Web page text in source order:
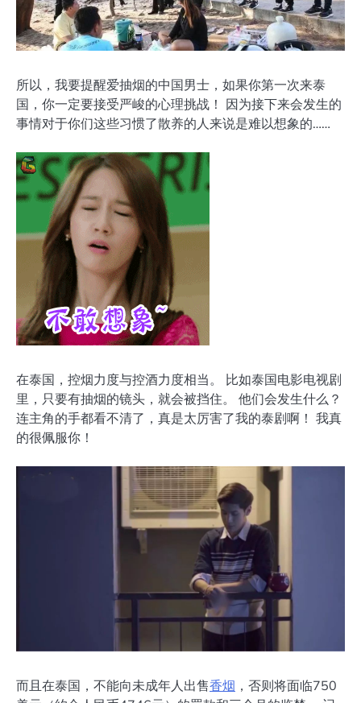
所以，我要提醒爱抽烟的中国男士，如果你第一次来泰
国，你一定要接受严峻的心理挑战！ 因为接下来会发生的
事情对于你们这些习惯了散养的人来说是难以想象的……
在泰国，控烟力度与控酒力度相当。 比如泰国电影电视剧
里，只要有抽烟的镜头，就会被挡住。 他们会发生什么？
连主角的手都看不清了，真是太厉害了我的泰剧啊！ 我真
的很佩服你！
而且在泰国，不能向未成年人出售香烟 ，否则将面临750